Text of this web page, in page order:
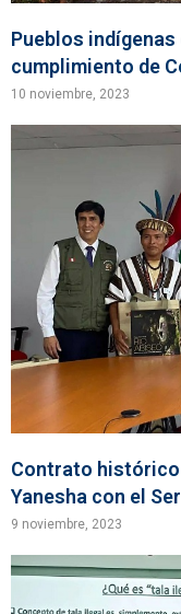
Pueblos
cumplimiento de
10 noviembre, 2023
Contrato histórico
Yanesha con el
9 noviembre, 2023